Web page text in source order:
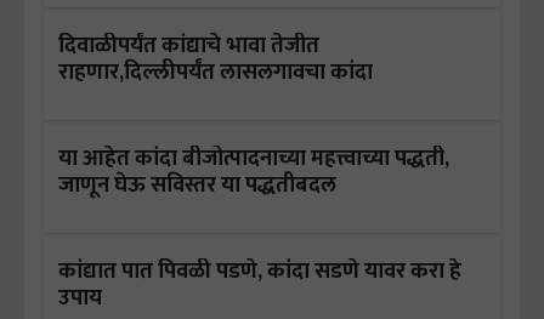
दिवाळीपर्यंत कांद्याचे भावा तेजीत
राहणार,दिल्लीपर्यंत लासलगावचा कांदा
या आहेत कांदा बीजोत्पादनाच्या महत्त्वाच्या पद्धती,
जाणून घेऊ सविस्तर या पद्धतीबदल
कांद्यात पात पिवळी पडणे, कांदा सडणे यावर करा हे
उपाय